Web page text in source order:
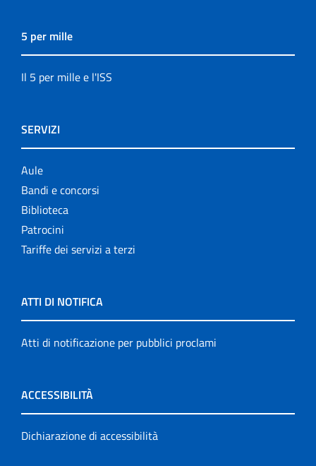
5 per mille
Il 5 per mille e l'ISS
SERVIZI
Aule
Bandi e concorsi
Biblioteca
Patrocini
Tariffe dei servizi a terzi
ATTI DI NOTIFICA
Atti di notificazione per pubblici proclami
ACCESSIBILITÀ
Dichiarazione di accessibilità